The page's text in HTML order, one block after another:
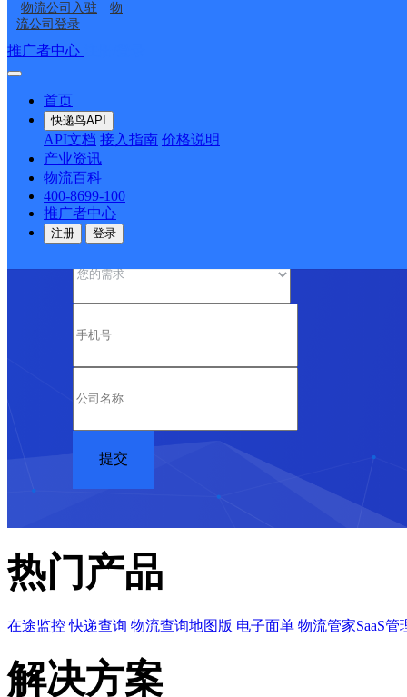
物流公司入驻
物
流公司登录
推广者中心
首页
快递鸟API
API文档 接入指南 价格说明
产业资讯
物流百科
400-8699-100
推广者中心
注册 登录
优质服务 安全稳定
时效保障 数据准确
成功率100%，准确率≥99.9%
专业团队 方案定制
企业系统级物流解决方案
节省99%研发成本
荣誉成果
国家高新技术企业 荣获《中国物流行业最具投资价值企业》
咨询热线：400-8699-100
热门产品
在途监控 快递查询 物流查询地图版 电子面单 物流管家SaaS管
解决方案